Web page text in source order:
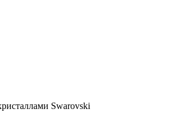
Swarovski